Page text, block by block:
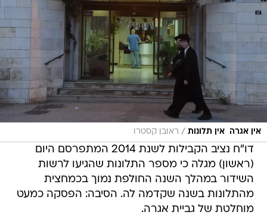
אין אגרה  אין תלונות / ראובן קסטרו
דו"ח נציב הקבילות לשנת 2014 המתפרסם היום
(ראשון) מגלה כי מספר התלונות שהגיעו לרשות
השידור במהלך השנה החולפת נמוך בכמחצית
מהתלונות בשנה שקדמה לה. הסיבה: הפסקה כמעט
מוחלטת של גביית אגרה.